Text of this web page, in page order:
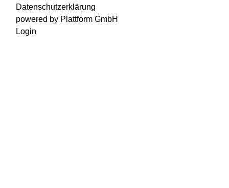
Datenschutzerklärung
powered by Plattform GmbH
Login